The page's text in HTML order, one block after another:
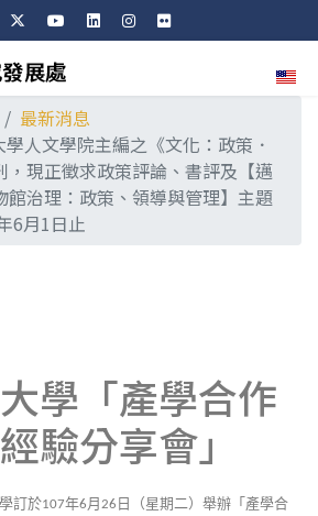
選擇
最新消息
人文學院主編之《文化：政策．
，現正徵求政策評論、書評及【邁
館治理：政策、領導與管理】主題
6月1日止
學「產學合作
驗分享會」
訂於107年6月26 日（星期二）舉辦「產學合